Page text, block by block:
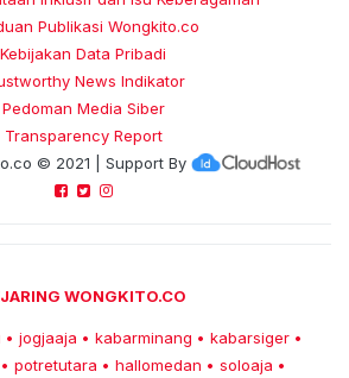
Publikasi Wongkito.co
Kebijakan Data Pribadi
News Indikator
Pedoman Media Siber
Transparency Report
© 2021 | Support By
WONGKITO.CO
• jogjaaja • kabarminang • kabarsiger •
• potretutara • hallomedan • soloaja •